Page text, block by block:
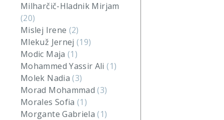
Milharčič-Hladnik Mirjam
(20)
Mislej Irene (2)
Mlekuž Jernej(19)
Modic Maja (1)
Mohammed Yassir Ali(1)
Molek Nadia(3)
Morad Mohammad(3)
Morales Sofia(1)
Morgante Gabriela(1)